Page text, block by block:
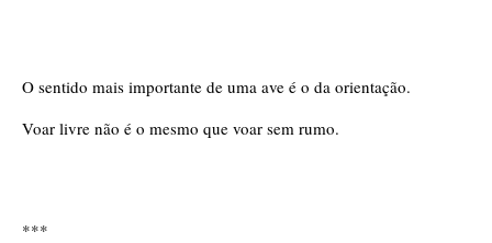
O sentido mais importante de uma ave é o da orientação.
Voar livre não é o mesmo que voar sem rumo.
***